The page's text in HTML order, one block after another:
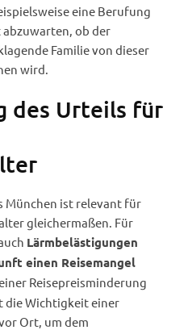
eine Berufung
ob der
Familie von dieser
wird.
des Urteils für
München ist relevant für
gleichermaßen. Für
Lärmbelästigungen
einen Reisemangel
Reisepreisminderung
die Wichtigkeit einer
Ort, um dem